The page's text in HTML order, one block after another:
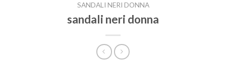
SANDALI NERI DONNA
sandali neri donna